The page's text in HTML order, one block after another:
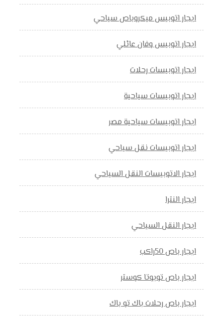
ايجار اتوبيس ميكروباص سياحي
ايجار اتوبيس وفان عائلي
ايجار اتوبيسات رحلات
ايجار اتوبيسات سياحية
ايجار اتوبيسات سياحية مصر
ايجار اتوبيسات نقل سياحي
ايجار الاتوبيسات النقل السياحي
ايجار النترا
ايجار النقل السياحي
ايجار باص 50راكب
ايجار باص تويوتا كوستر
ايجار باص رحلات باك تو باك